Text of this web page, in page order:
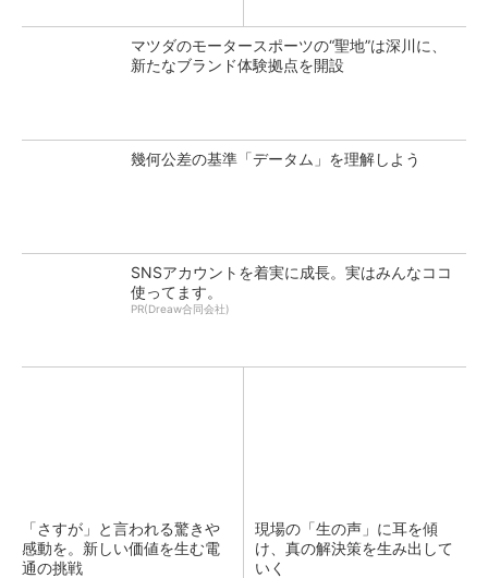
マツダのモータースポーツの“聖地”は深川に、
新たなブランド体験拠点を開設
幾何公差の基準「データム」を理解しよう
SNSアカウントを着実に成長。実はみんなココ
使ってます。
PR(Dreaw合同会社)
「さすが」と言われる驚きや
感動を。新しい価値を生む電
通の挑戦
現場の「生の声」に耳を傾
け、真の解決策を生み出して
いく